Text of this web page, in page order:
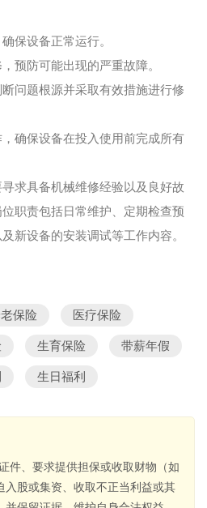
保设备正常运行。
预防可能出现的严重故障。
问题根源并采取有效措施进行修
确保设备在投入使用前完成所有
求具备机械维修经验以及良好故
职责包括日常维护、定期检查预
新设备的安装调试等工作内容。
保险 医疗保险
生育保险 带薪年假
生日福利
件、要求提供担保或收取财物（如
入股或集资、收取不正当利益或其